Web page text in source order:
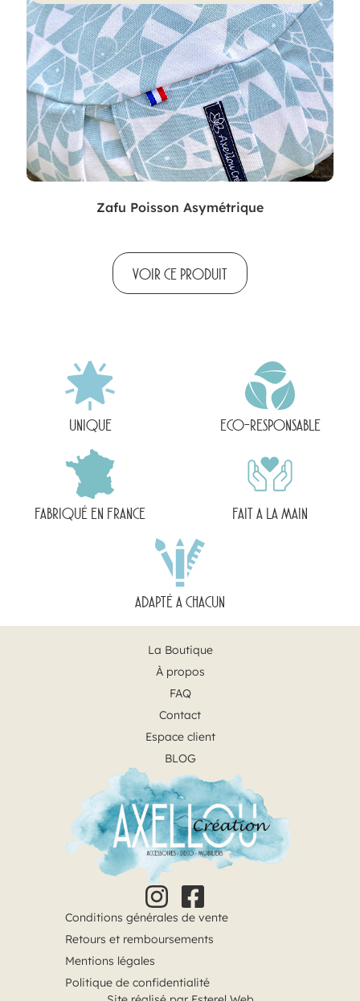
Zafu Poisson Asymétrique
VOIR CE PRODUIT
UNIQUE ECO-RESPONSABLE
FABRIQUÉ EN FRANCE FAIT A LA MAIN
ADAPTÉ A CHACUN
La Boutique
À propos
FAQ
Contact
Espace client
BLOG
Conditions générales de vente
Retours et remboursements
Mentions légales
Politique de confidentialité